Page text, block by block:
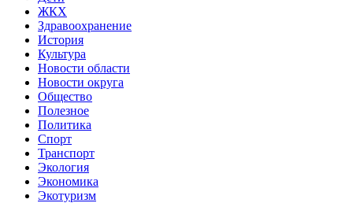
ЖКХ
Здравоохранение
История
Культура
Новости области
Новости округа
Общество
Полезное
Политика
Спорт
Транспорт
Экология
Экономика
Экотуризм